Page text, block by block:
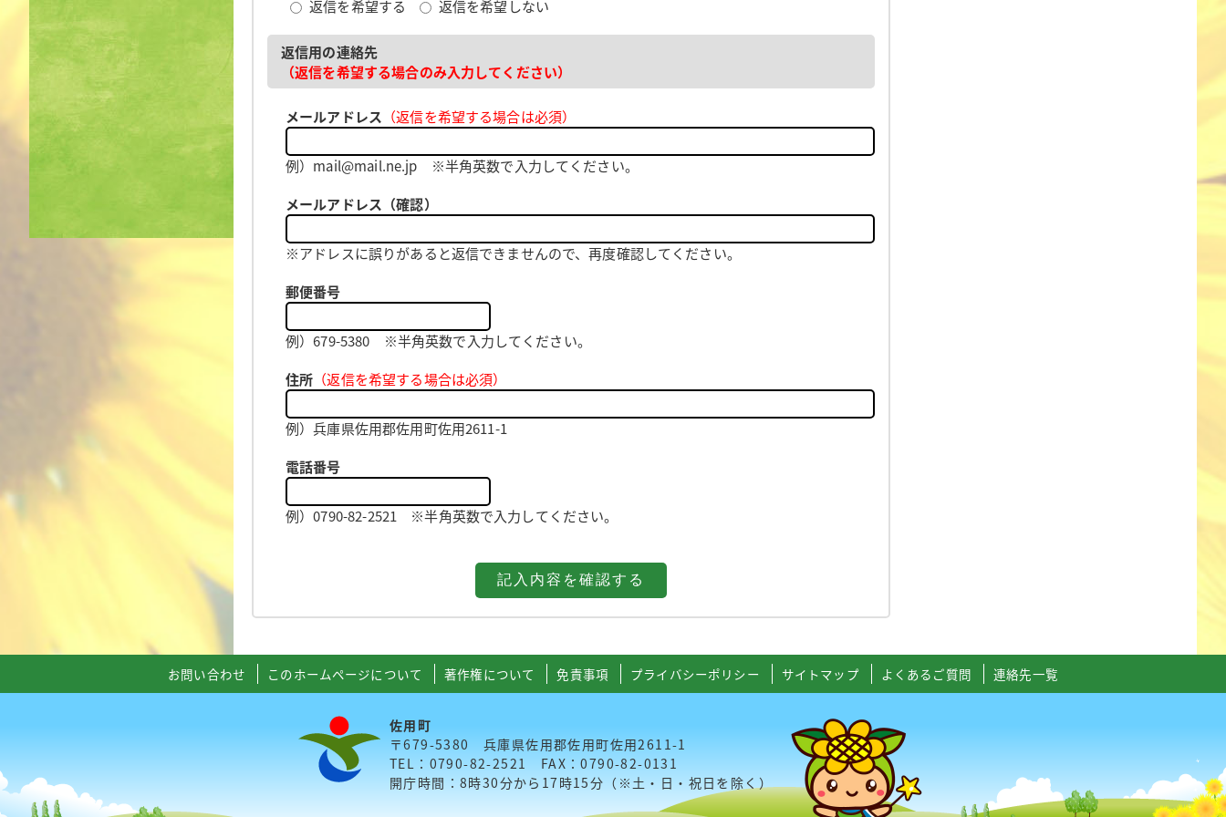
返信を希望する 返信を希望しない
返信用の連絡先
（返信を希望する場合のみ入力してください）
メールアドレス （返信を希望する場合は必須）
例）mail@mail.ne.jp ※半角英数で入力してください。
メールアドレス（確認）
※アドレスに誤りがあると返信できませんので、再度確認してください。
郵便番号
例）679-5380 ※半角英数で入力してください。
住所 （返信を希望する場合は必須）
例）兵庫県佐用郡佐用町佐用2611-1
電話番号
例）0790-82-2521 ※半角英数で入力してください。
お問い合わせ このホームページについて 著作権について 免責事項 プライバシーポリシー サイトマップ よくあるご質問 連絡先一覧
佐用町
〒679-5380 兵庫県佐用郡佐用町佐用2611-1
TEL：0790-82-2521 FAX：0790-82-0131
開庁時間：8時30分から17時15分（※土・日・祝日を除く）